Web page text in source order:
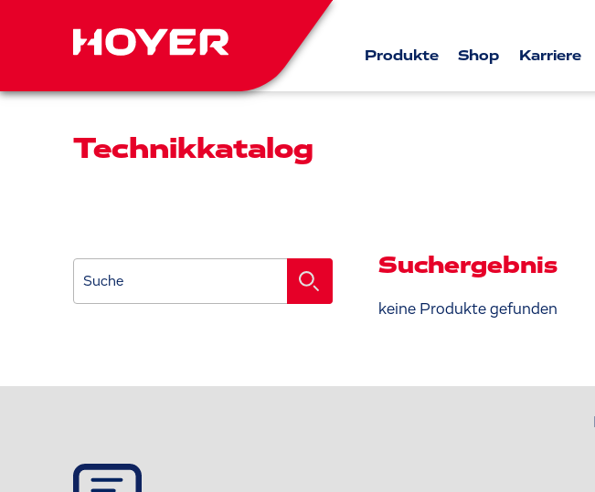
Produkte Shop Karriere
Technikkatalog
Suche
Suchergebnis
keine Produkte gefunden